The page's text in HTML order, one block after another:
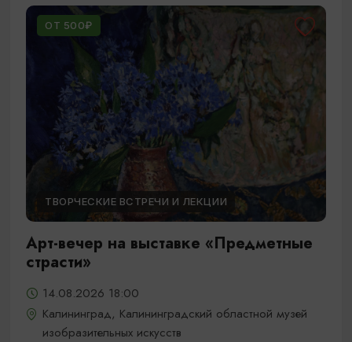
ОТ 500₽
ТВОРЧЕСКИЕ ВСТРЕЧИ И ЛЕКЦИИ
Арт-вечер на выставке «Предметные
страсти»
14.08.2026 18:00
Калининград, Калининградский областной музей
изобразительных искусств